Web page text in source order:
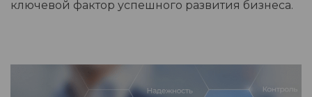
ключевой фактор успешного развития бизнеса.